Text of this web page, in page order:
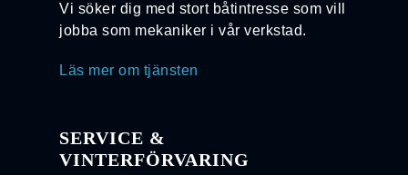
Vi söker dig med stort båtintresse som vill
jobba som mekaniker i vår verkstad.
Läs mer om tjänsten
SERVICE &
VINTERFÖRVARING